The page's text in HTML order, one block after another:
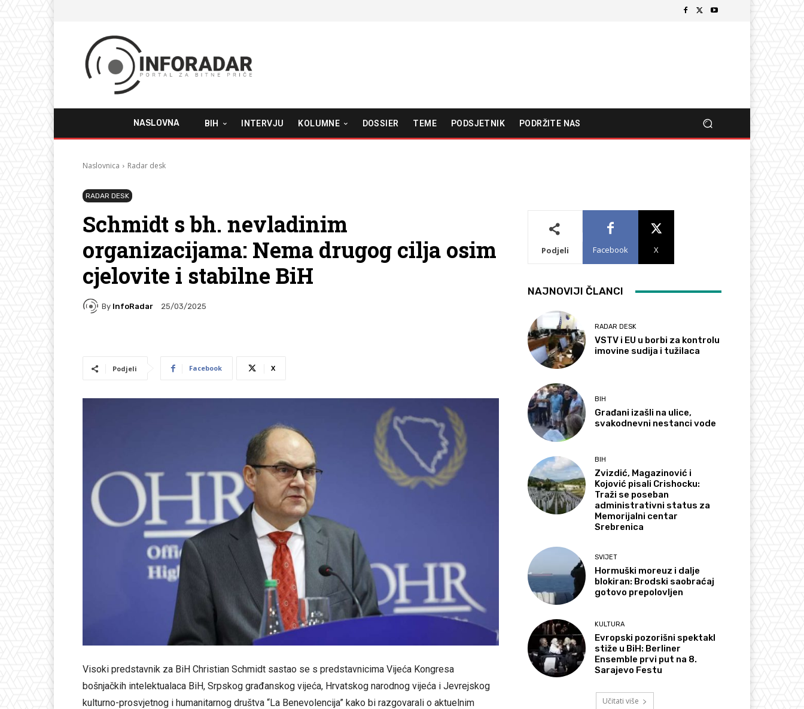
NASLOVNA BIH INTERVJU KOLUMNE DOSSIER TEME PODSJETNIK PODRŽITE NAS
Naslovnica Radar desk
RADAR DESK
Schmidt s bh. nevladinim
organizacijama: Nema drugog cilja osim
cjelovite i stabilne BiH
By InfoRadar 25/03/2025
Podjeli Facebook X
Visoki predstavnik za BiH Christian Schmidt sastao se s predstavnicima Vijeća Kongresa
bošnjačkih intelektualaca BiH, Srpskog građanskog vijeća, Hrvatskog narodnog vijeća i Jevrejskog
kulturno-prosvjetnog i humanitarnog društva “La Benevolencija” kako bi razgovarali o aktuelnim
Podjeli Facebook X
NAJNOVIJI ČLANCI
RADAR DESK
VSTV i EU u borbi za kontrolu
imovine sudija i tužilaca
BIH
Građani izašli na ulice,
svakodnevni nestanci vode
BIH
Zvizdić, Magazinović i
Kojović pisali Crishocku:
Traži se poseban
administrativni status za
Memorijalni centar
Srebrenica
SVIJET
Hormuški moreuz i dalje
blokiran: Brodski saobraćaj
gotovo prepolovljen
KULTURA
Evropski pozorišni spektakl
stiže u BiH: Berliner
Ensemble prvi put na 8.
Sarajevo Festu
Učitati više